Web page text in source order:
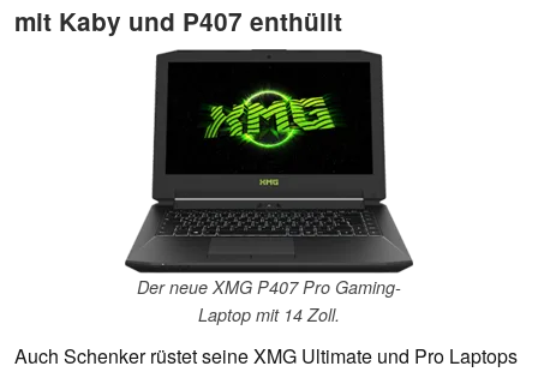
mit Kaby und P407 enthüllt
Der neue XMG P407 Pro Gaming-
Laptop mit 14 Zoll.
Auch Schenker rüstet seine XMG Ultimate und Pro Laptops